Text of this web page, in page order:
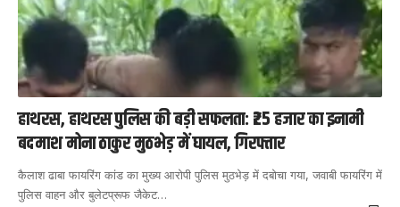
हाथरस, हाथरस पुलिस की बड़ी सफलता: ₹25 हजार का इनामी
बदमाश मोना ठाकुर मुठभेड़ में घायल, गिरफ्तार
कैलाश ढाबा फायरिंग कांड का मुख्य आरोपी पुलिस मुठभेड़ में दबोचा गया, जवाबी फायरिंग में
पुलिस वाहन और बुलेटप्रूफ जैकेट…